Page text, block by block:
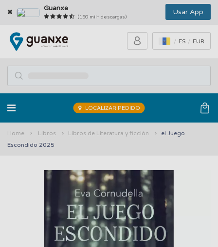
Guanxe
(150 mil+ descargas)
Usar App
ES EUR
LOCALIZAR PEDIDO
Home Libros Libros de Literatura y ficción
el Juego
Escondido 2025